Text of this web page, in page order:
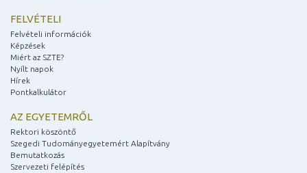
FELVÉTELI
Felvételi információk
Képzések
Miért az SZTE?
Nyílt napok
Hírek
Pontkalkulátor
AZ EGYETEMRŐL
Rektori köszöntő
Szegedi Tudományegyetemért Alapítvány
Bemutatkozás
Szervezeti felépítés